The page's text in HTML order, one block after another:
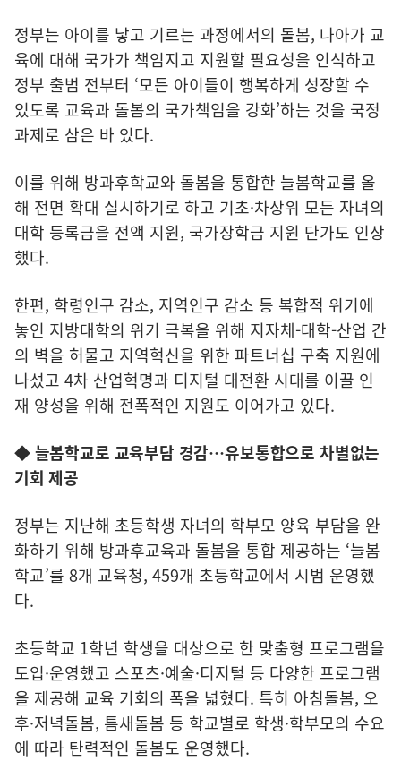
정부는 아이를 낳고 기르는 과정에서의 돌봄, 나아가 교
육에 대해 국가가 책임지고 지원할 필요성을 인식하고
정부 출범 전부터 ‘모든 아이들이 행복하게 성장할 수
있도록 교육과 돌봄의 국가책임을 강화’하는 것을 국정
과제로 삼은 바 있다.
이를 위해 방과후학교와 돌봄을 통합한 늘봄학교를 올
해 전면 확대 실시하기로 하고 기초·차상위 모든 자녀의
대학 등록금을 전액 지원, 국가장학금 지원 단가도 인상
했다.
한편, 학령인구 감소, 지역인구 감소 등 복합적 위기에
놓인 지방대학의 위기 극복을 위해 지자체-대학-산업 간
의 벽을 허물고 지역혁신을 위한 파트너십 구축 지원에
나섰고 4차 산업혁명과 디지털 대전환 시대를 이끌 인
재 양성을 위해 전폭적인 지원도 이어가고 있다.
◆ 늘봄학교로 교육부담 경감…유보통합으로 차별없는
기회 제공
정부는 지난해 초등학생 자녀의 학부모 양육 부담을 완
화하기 위해 방과후교육과 돌봄을 통합 제공하는 ‘늘봄
학교’를 8개 교육청, 459개 초등학교에서 시범 운영했
다.
초등학교 1학년 학생을 대상으로 한 맞춤형 프로그램을
도입·운영했고 스포츠·예술·디지털 등 다양한 프로그램
을 제공해 교육 기회의 폭을 넓혔다. 특히 아침돌봄, 오
후·저녁돌봄, 틈새돌봄 등 학교별로 학생·학부모의 수요
에 따라 탄력적인 돌봄도 운영했다.